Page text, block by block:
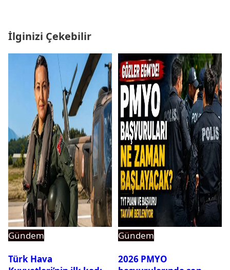
İlginizi Çekebilir
Gündem
Türk Hava
Gündem
2026 PMYO